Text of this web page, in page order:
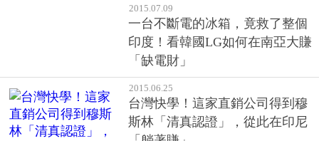
「缺電財」
2015.06.25
台灣快學！這家直銷公司得到穆
「躺著賺」
2015.06.18
真假！你運動完常喝的「寶礦力